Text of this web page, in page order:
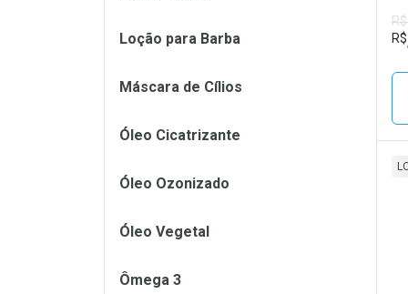
R$
Loção para Barba
Máscara de Cílios
Óleo Cicatrizante
Óleo Ozonizado
Óleo Vegetal
Ômega 3